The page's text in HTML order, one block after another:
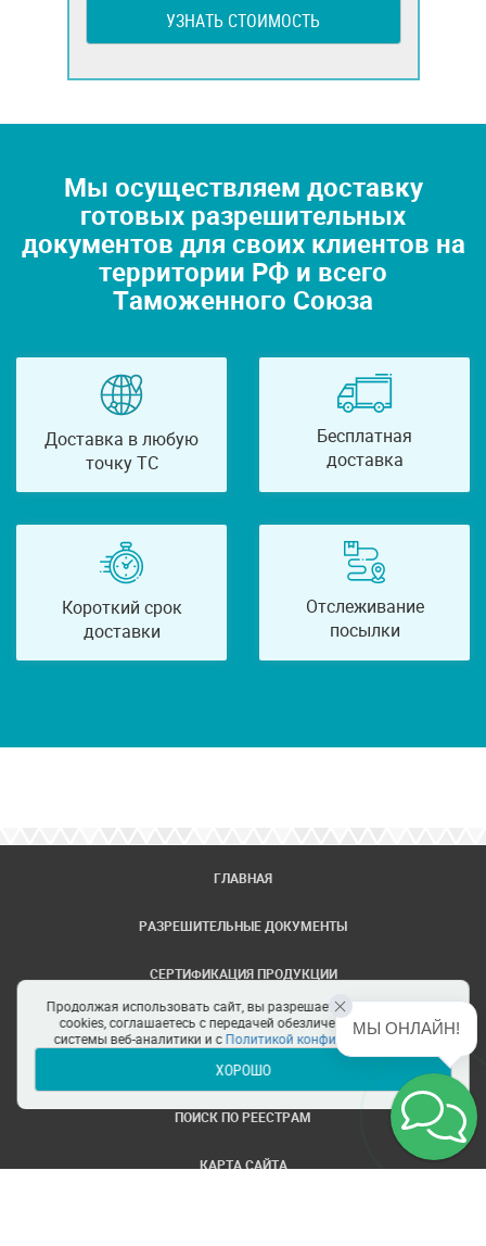
УЗНАТЬ СТОИМОСТЬ
Мы осуществляем доставку
готовых разрешительных
документов для своих клиентов на
территории РФ и всего
Таможенного Союза
Доставка в любую
точку ТС
Бесплатная
доставка
Короткий срок
доставки
Отслеживание
посылки
ГЛАВНАЯ
РАЗРЕШИТЕЛЬНЫЕ ДОКУМЕНТЫ
СЕРТИФИКАЦИЯ ПРОДУКЦИИ
ЗАДАТЬ ВОПРОС
ЦЕНТРЫ СЕРТИФИКАЦИИ
ПОИСК ПО РЕЕСТРАМ
КАРТА САЙТА
Продолжая использовать сайт, вы разрешаете использование
cookies, соглашаетесь с передачей обезличенных данных в
системы веб-аналитики и сПолитикой конфиденциальности
ХОРОШО
МЫ ОНЛАЙН!